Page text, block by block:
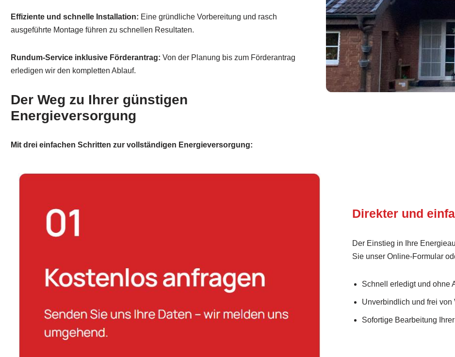
Effiziente und schnelle Installation: Eine gründliche Vorbereitung und rasch
ausgeführte Montage führen zu schnellen Resultaten.
Rundum-Service inklusive Förderantrag: Von der Planung bis zum Förderantrag
erledigen wir den kompletten Ablauf.
Der Weg zu Ihrer günstigen
Energieversorgung
Mit drei einfachen Schritten zur vollständigen Energieversorgung:
Direkter und
Der Einstieg in Ihre
Sie unser Online-Formular
Schnell erledigt und ohne
Unverbindlich und frei von
Sofortige Bearbeitung